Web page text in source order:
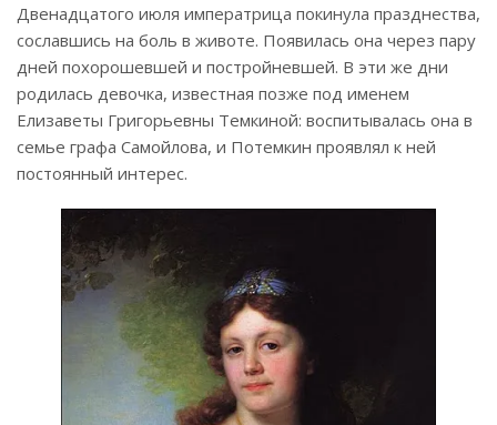
Двенадцатого июля императрица покинула празднества,
сославшись на боль в животе. Появилась она через пару
дней похорошевшей и постройневшей. В эти же дни
родилась девочка, известная позже под именем
Елизаветы Григорьевны Темкиной: воспитывалась она в
семье графа Самойлова, и Потемкин проявлял к ней
постоянный интерес.